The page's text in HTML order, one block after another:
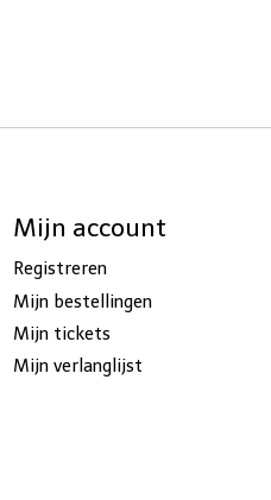
Mijn account
Registreren
Mijn bestellingen
Mijn tickets
Mijn verlanglijst